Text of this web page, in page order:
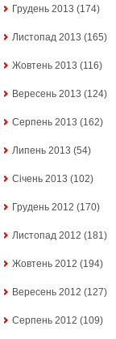
Грудень 2013 (174)
Листопад 2013 (165)
Жовтень 2013 (116)
Вересень 2013 (124)
Серпень 2013 (162)
Липень 2013 (54)
Січень 2013 (102)
Грудень 2012 (170)
Листопад 2012 (181)
Жовтень 2012 (194)
Вересень 2012 (127)
Серпень 2012 (109)